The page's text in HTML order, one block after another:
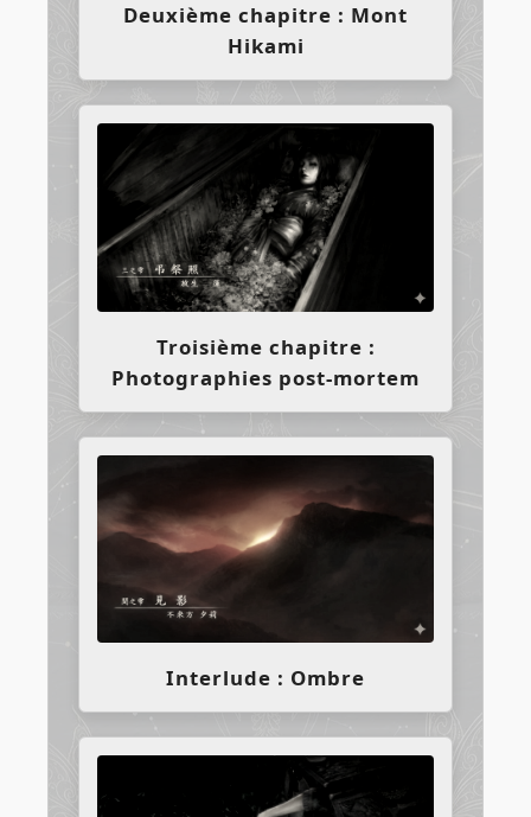
Deuxième chapitre : Mont
Hikami
Troisième chapitre :
Photographies post-mortem
Interlude : Ombre